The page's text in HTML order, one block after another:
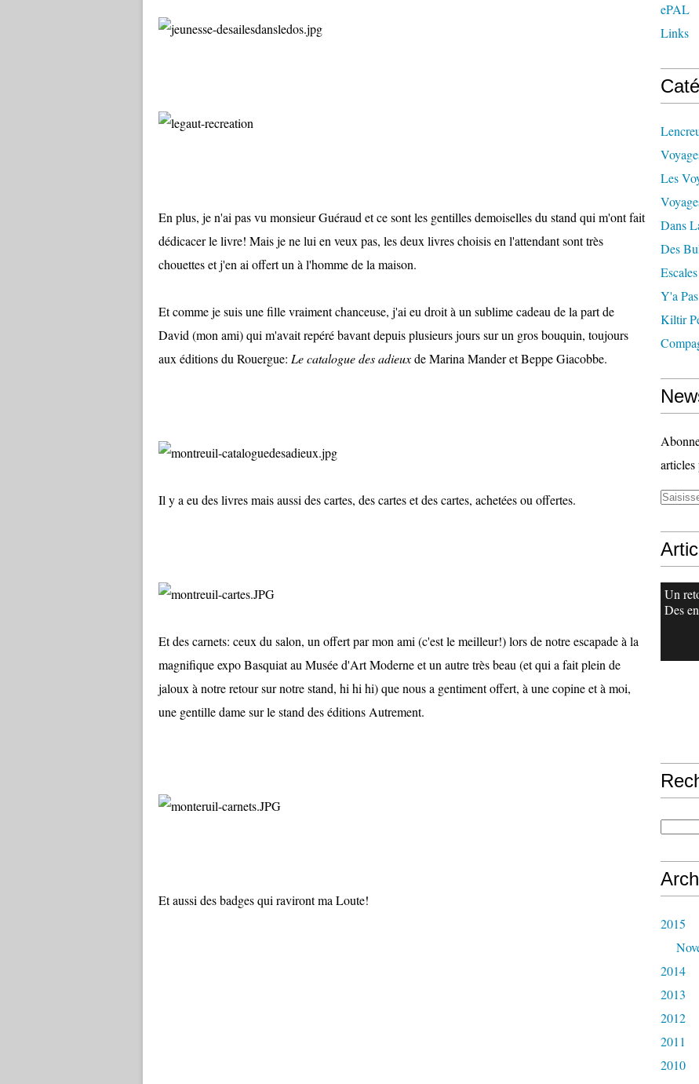
En plus, je n'ai pas vu monsieur Guéraud et ce sont les gentilles demoiselles du stand qui m'ont fait
dédicacer le livre! Mais je ne lui en veux pas, les deux livres choisis en l'attendant sont très
chouettes et j'en ai offert un à l'homme de la maison.
Et comme je suis une fille vraiment chanceuse, j'ai eu droit à un sublime cadeau de la part de
David (mon ami) qui m'avait repéré bavant depuis plusieurs jours sur un gros bouquin, toujours
aux éditions du Rouergue: Le catalogue des adieuxde Marina Mander et Beppe Giacobbe.
Il y a eu des livres mais aussi des cartes, des cartes et des cartes, achetées ou offertes.
Et des carnets: ceux du salon, un offert par mon ami (c'est le meilleur!) lors de notre escapade à la
magnifique expo Basquiat au Musée d'Art Moderne et un autre très beau (et qui a fait plein de
jaloux à notre retour sur notre stand, hi hi hi) que nous a gentiment offert, à une copine et à moi,
une gentille dame sur le stand des éditions Autrement.
Et aussi des badges qui raviront ma Loute!
ePAL
Links
Les
Dans
Des
Escales
Y'a
Kiltir
articles
Un
Des
2015
2014
2013
2012
2011
2010